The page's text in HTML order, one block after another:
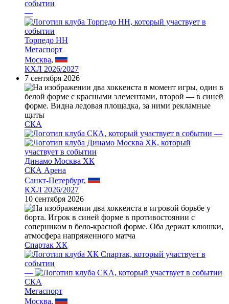
—
Торпедо НН
Мегаспорт
Москва,
КХЛ 2026/2027
7 сентября 2026
СКА
—
Динамо Москва ХК
СКА Арена
Санкт-Петербург,
КХЛ 2026/2027
10 сентября 2026
Спартак ХК
—
СКА
Мегаспорт
Москва,